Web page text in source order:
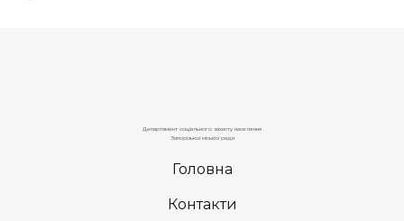
Департамент соціального захисту населення
Запорізької міської ради
Головна
Контакти